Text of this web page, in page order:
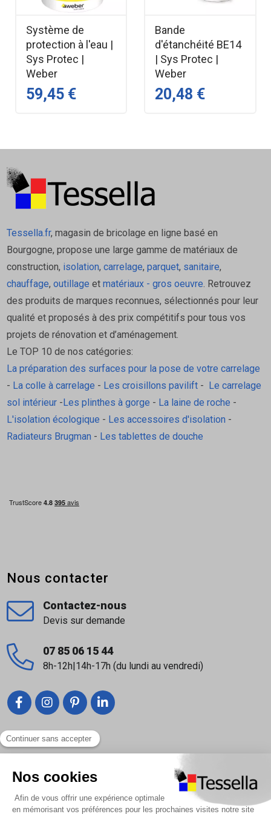
un mortier-colle à prise hydraulique. Contrôler si
nécessaire les éventuelles incompatibilités entre
les matériaux. Pour les revêtements d'une
longueur >=30cm, nous recommandons d'utiliser
un mortier-colle à liaison aqueuse cristalline pour
avec le système.
Le mortier-colle est appliqué sur le support à l'aide
Les lés de Kerdi préalablement découpés sur
mesure sont ensuite posés sur toute leur surface
dans la couche de mortier-colle. Pour maroufler la
natte Kerdi, il est recommandé d'utiliser le côté
lisse de la spatule crantée ou une taloche
maintenue en position incilnée. Prendre soin de
bien éliminer tout l'air qui se trouve sous le lé.
Respecter le temps ouvert du mortier-colle.
Les lés de la natte Kerdi se collent en bord à bord
ou avec un chevauchement d'au moins 5 cm. En
bord à bord, les lés doivent pêtre pontés avec la
bande de pontage Kerdi-keba. Les
chavauchements et la bande de pontage doivent
angles rentrants et sortants. Coller Kerdi-Keba au
du chantier, Kerdi, Kerdi-Keba ou Kerdi-flex peut
raccord étanche à l'aide de Kerdi-Fix. Au niveau du
ou kerdi-mv. Il est également possible d'utiliser le
kit schluter kerdi-pas comprenant un manchon en
collerette est mise en place à l'aide du bouchon de
montage et du manchon en plastique, permettant,
après le démontage du manchon en plastique, une
étanchéité fiable de la rallonge de robinet posée à
Pour les évacuations de sol, une découpe de 50x50
cm de Kerdi devra être de manière étanche sur la
Système de
protection à l'eau |
Sys Protec |
Weber
59,45 €
Bande
d'étanchéité BE14
| Sys Protec |
Weber
20,48 €
Tessella.fr, magasin de bricolage en ligne basé en
Bourgogne, propose une large gamme de matériaux de
construction, isolation, carrelage, parquet, sanitaire,
chauffage, outillage et matériaux - gros oeuvre. Retrouvez
des produits de marques reconnues, sélectionnés pour leur
qualité et proposés à des prix compétitifs pour tous vos
projets de rénovation et d’aménagement.
Le TOP 10 de nos catégories:
La préparation des surfaces pour la pose de votre carrelage
- La colle à carrelage - Les croisillons pavilift-
Le carrelage
sol intérieur- Les plinthes à gorge - La laine de roche -
L'isolation écologique - Les accessoires d'isolation -
Radiateurs Brugman - Les tablettes de douche
Liens utiles
Nous contacter
À propos
Nous contacter
Contactez-nous
Devis sur demande
07 85 06 15 44
8h-12h|14h-17h (du lundi au vendredi)